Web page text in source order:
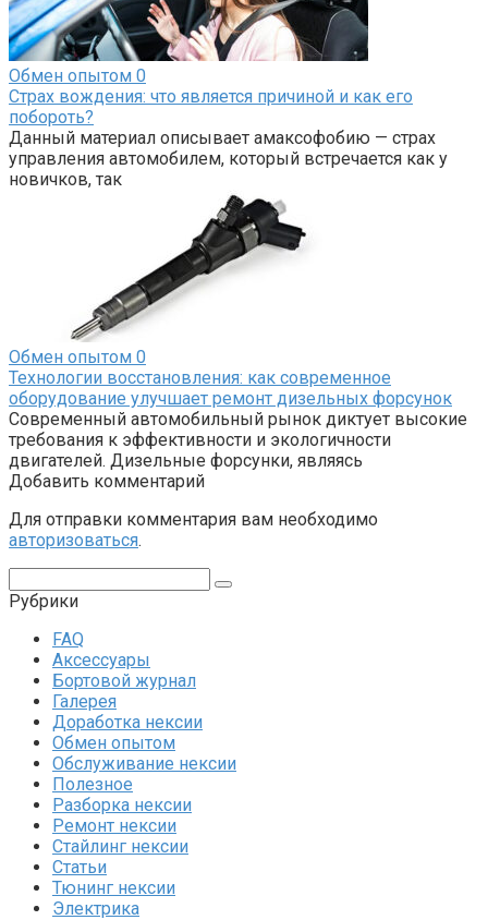
Обмен опытом 0
Страх вождения: что является причиной и как его
побороть?
Данный материал описывает амаксофобию — страх
управления автомобилем, который встречается как у
новичков, так
Обмен опытом 0
Технологии восстановления: как современное
оборудование улучшает ремонт дизельных форсунок
Современный автомобильный рынок диктует высокие
требования к эффективности и экологичности
двигателей. Дизельные форсунки, являясь
Добавить комментарий
Для отправки комментария вам необходимо
авторизоваться.
Рубрики
FAQ
Аксессуары
Бортовой журнал
Галерея
Доработка нексии
Обмен опытом
Обслуживание нексии
Полезное
Разборка нексии
Ремонт нексии
Стайлинг нексии
Статьи
Тюнинг нексии
Электрика